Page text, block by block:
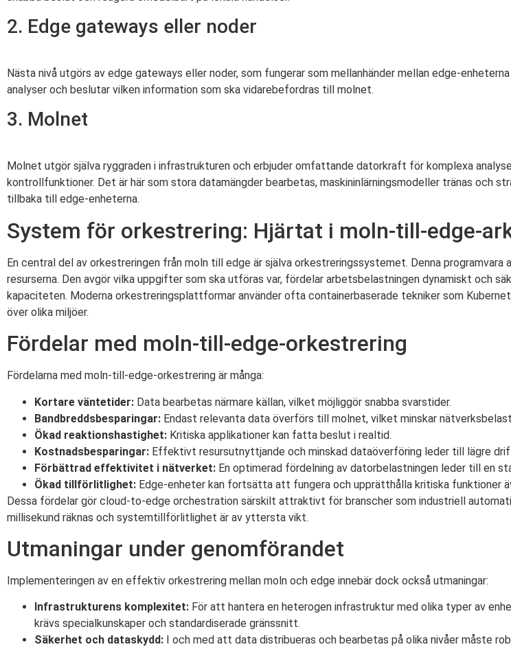
2. Edge gateways eller noder
Nästa nivå utgörs av edge gateways eller noder, som fungerar som mellanhänder mellan edge-
analyser och beslutar vilken information som ska vidarebefordras till molnet.
3. Molnet
Molnet utgör själva ryggraden i infrastrukturen och erbjuder omfattande datorkraft för komplexa
kontrollfunktioner. Det är här som stora datamängder bearbetas, maskininlärningsmodeller tränas och
tillbaka till edge-enheterna.
System för orkestrering: Hjärtat i moln-till-edge-
En central del av orkestreringen från moln till edge är själva orkestreringssystemet. Denna
resurserna. Den avgör vilka uppgifter som ska utföras var, fördelar arbetsbelastningen dynamiskt och
kapaciteten. Moderna orkestreringsplattformar använder ofta containerbaserade tekniker som
över olika miljöer.
Fördelar med moln-till-edge-orkestrering
Fördelarna med moln-till-edge-orkestrering är många:
Kortare väntetider: Data bearbetas närmare källan, vilket möjliggör snabba svarstider.
Bandbreddsbesparingar: Endast relevanta data överförs till molnet, vilket minskar
Ökad reaktionshastighet: Kritiska applikationer kan fatta beslut i realtid.
Kostnadsbesparingar: Effektivt resursutnyttjande och minskad dataöverföring leder till lägre
Förbättrad effektivitet i nätverket: En optimerad fördelning av datorbelastningen leder till en
Ökad tillförlitlighet: Edge-enheter kan fortsätta att fungera och upprätthålla kritiska funktioner
Dessa fördelar gör cloud-to-edge orchestration särskilt attraktivt för branscher som industriell
millisekund räknas och systemtillförlitlighet är av yttersta vikt.
Utmaningar under genomförandet
Implementeringen av en effektiv orkestrering mellan moln och edge innebär dock också utmaningar:
Infrastrukturens komplexitet: För att hantera en heterogen infrastruktur med olika typer av
krävs specialkunskaper och standardiserade gränssnitt.
Säkerhet och dataskydd: I och med att data distribueras och bearbetas på olika nivåer måste